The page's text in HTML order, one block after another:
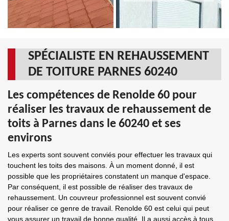
SPÉCIALISTE EN REHAUSSEMENT
DE TOITURE PARNES 60240
Les compétences de Renolde 60 pour
réaliser les travaux de rehaussement de
toits à Parnes dans le 60240 et ses
environs
Les experts sont souvent conviés pour effectuer les travaux qui
touchent les toits des maisons. À un moment donné, il est
possible que les propriétaires constatent un manque d'espace.
Par conséquent, il est possible de réaliser des travaux de
rehaussement. Un couvreur professionnel est souvent convié
pour réaliser ce genre de travail. Renolde 60 est celui qui peut
vous assurer un travail de bonne qualité. Il a aussi accès à tous